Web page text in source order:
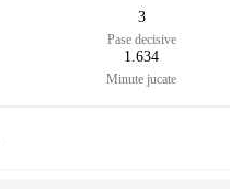
3
Pase decisive
1.634
Minute jucate